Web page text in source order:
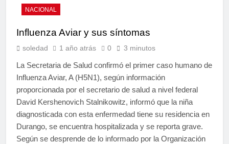
NACIONAL
Influenza Aviar y sus síntomas
soledad 1 año atrás 0 3 minutos
La Secretaria de Salud confirmó el primer caso humano de
Influenza Aviar, A (H5N1), según información
proporcionada por el secretario de salud a nivel federal
David Kershenovich Stalnikowitz, informó que la niña
diagnosticada con esta enfermedad tiene su residencia en
Durango, se encuentra hospitalizada y se reporta grave.
Según se desprende de lo informado por la Organización